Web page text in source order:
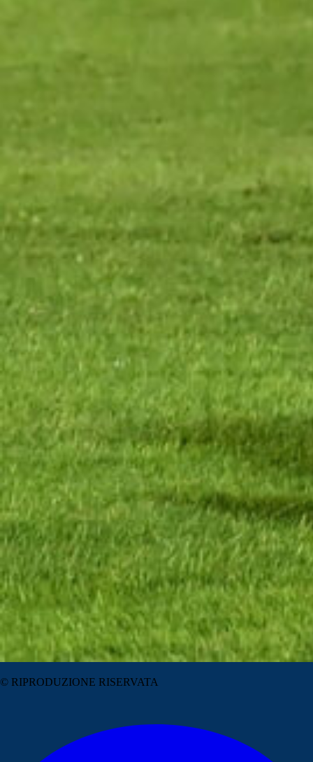
© RIPRODUZIONE RISERVATA